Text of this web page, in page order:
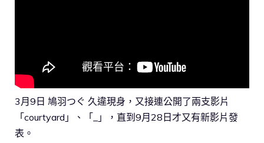
3月9日 鳩羽つぐ 久違現身，又接連公開了兩支影片
「courtyard」、「_」，直到9月28日才又有新影片發
表。